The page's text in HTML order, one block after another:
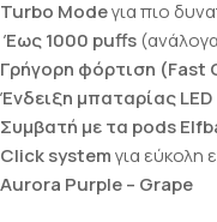
Turbo Modeγια πιο
Έως 1000 puffs
Γρήγορη φόρτιση (Fast
Ένδειξη μπαταρίας LED
Συμβατή με τα pods
Click systemγια εύκολη
Aurora Purple – Grape